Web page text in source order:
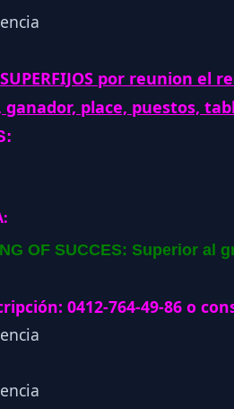
por reunion el
ganador, place, puestos,
OF SUCCES: Superior
0412-764-49-86 o